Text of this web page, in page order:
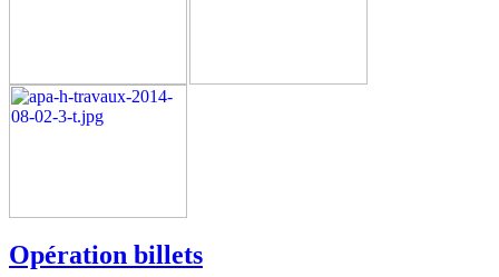
Opération billets